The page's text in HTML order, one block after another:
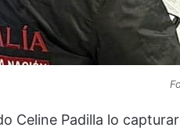
Celine Padilla lo